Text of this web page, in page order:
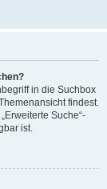
in die Suchbox
findest.
Suche“-
ist.